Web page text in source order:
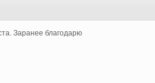
Заранее благодарю